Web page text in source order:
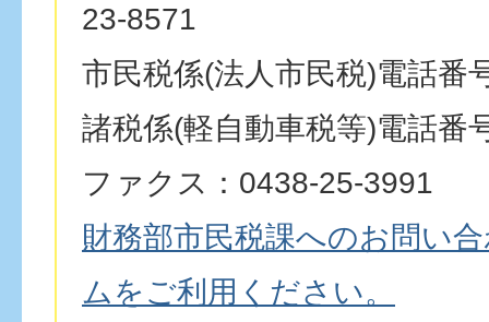
23-8571
市民税係(法人市民税)電話番
諸税係(軽自動車税等)電話番
ファクス：0438-25-3991
財務部市民税課へのお問い
ムをご利用ください。